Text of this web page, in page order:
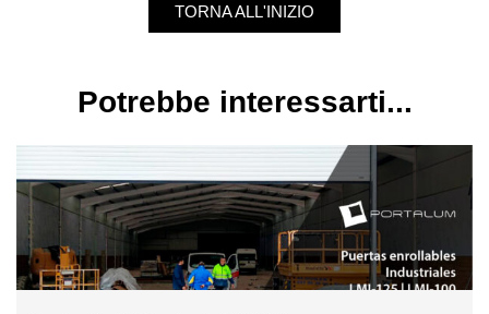
TORNA ALL'INIZIO
Potrebbe interessarti...